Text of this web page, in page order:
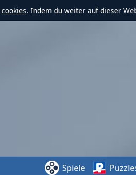
cookies. Indem du weiter auf dieser
Spiele